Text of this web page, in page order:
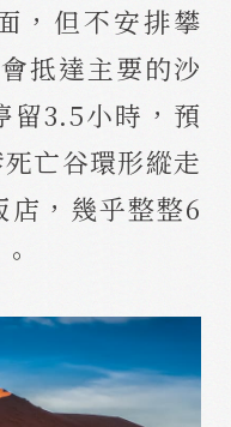
，但不安排攀
抵達主要的沙
留3.5小時，預
亡谷環形縱走
店，幾乎整整6